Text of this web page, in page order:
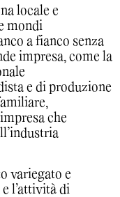
locale e
mondi
a fianco senza
impresa, come la
e di produzione
che
variegato e
l’attività di